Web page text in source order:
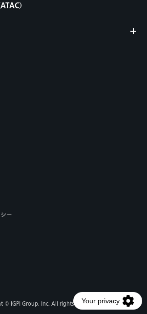
）
ー
© IGPI Group, Inc. All rights reserved.